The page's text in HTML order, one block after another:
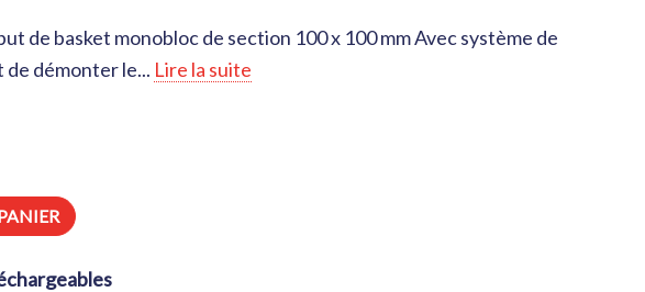
de basket monobloc de section 100 x 100 mm Avec système de
de démonter le... Lire la suite